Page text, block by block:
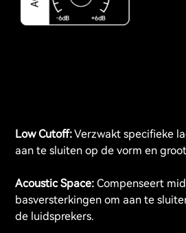
Low Cutoff:Verzwakt specifieke
aan te sluiten op de vorm en
Acoustic Space: Compenseert
basversterkingen om aan te
de luidsprekers.